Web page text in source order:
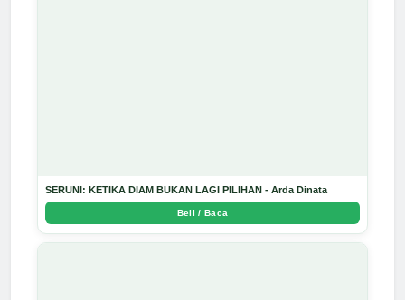
SERUNI: KETIKA DIAM BUKAN LAGI PILIHAN - Arda Dinata
Beli / Baca